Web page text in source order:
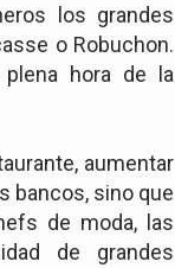
los grandes
o Robuchon.
hora de la
aumentar
bancos, sino que
de moda, las
de grandes